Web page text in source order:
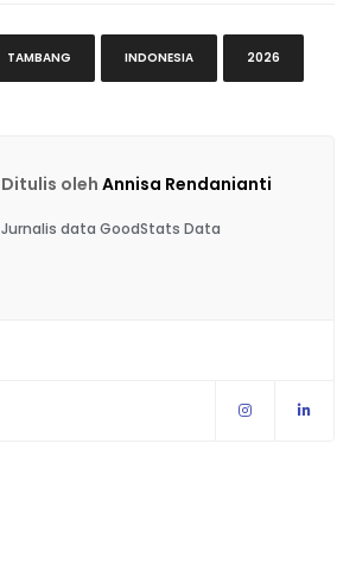
TAMBANG INDONESIA 2026
Ditulis oleh Annisa Rendanianti
Jurnalis data GoodStats Data